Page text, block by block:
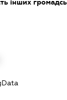
інших